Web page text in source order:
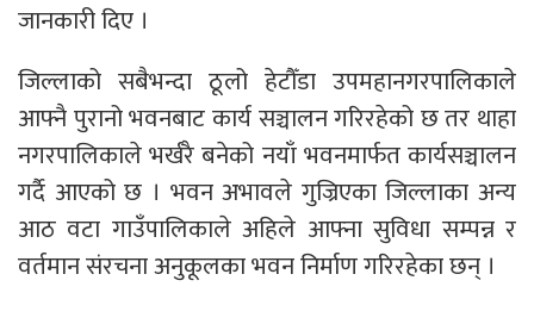
जानकारी दिए ।
जिल्लाको सबैभन्दा ठूलो हेटौँडा उपमहानगरपालिकाले
आफ्नै पुरानो भवनबाट कार्य सञ्चालन गरिरहेको छ तर थाहा
नगरपालिकाले भर्खरै बनेको नयाँ भवनमार्फत कार्यसञ्चालन
गर्दै आएको छ । भवन अभावले गुज्रिएका जिल्लाका अन्य
आठ वटा गाउँपालिकाले अहिले आफ्ना सुविधा सम्पन्न र
वर्तमान संरचना अनुकूलका भवन निर्माण गरिरहेका छन् ।